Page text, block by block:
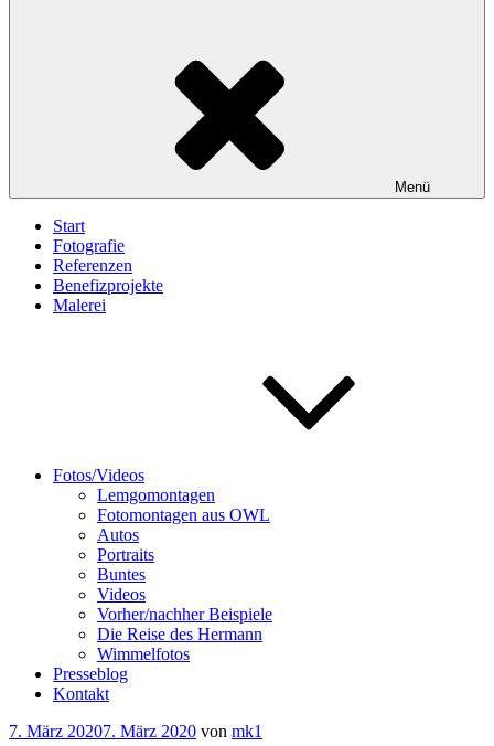
Menü
Start
Fotografie
Referenzen
Benefizprojekte
Malerei
Fotos/Videos
Lemgomontagen
Fotomontagen aus OWL
Autos
Portraits
Buntes
Videos
Vorher/nachher Beispiele
Die Reise des Hermann
Wimmelfotos
Presseblog
Kontakt
Veröffentlicht
7. März 20207. März 2020 von mk1